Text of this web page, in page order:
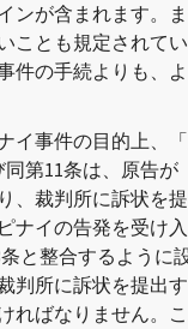
ンが含まれます。
ことも規定されて
件の手続よりも、
イ事件の目的上、
第11条は、原告
裁判所に訴状を
ナイの告発を受け
と整合するように
判所に訴状を提出
ればなりません。